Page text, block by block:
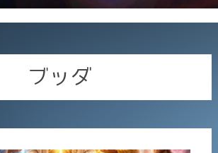
ブッダ